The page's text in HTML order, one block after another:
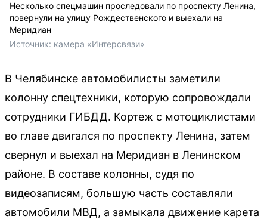
Несколько спецмашин проследовали по проспекту Ленина,
повернули на улицу Рождественского и выехали на
Меридиан
Источник: камера «Интерсвязи»
В Челябинске автомобилисты заметили
колонну спецтехники, которую сопровождали
сотрудники ГИБДД. Кортеж с мотоциклистами
во главе двигался по проспекту Ленина, затем
свернул и выехал на Меридиан в Ленинском
районе. В составе колонны, судя по
видеозаписям, большую часть составляли
автомобили МВД, а замыкала движение карета